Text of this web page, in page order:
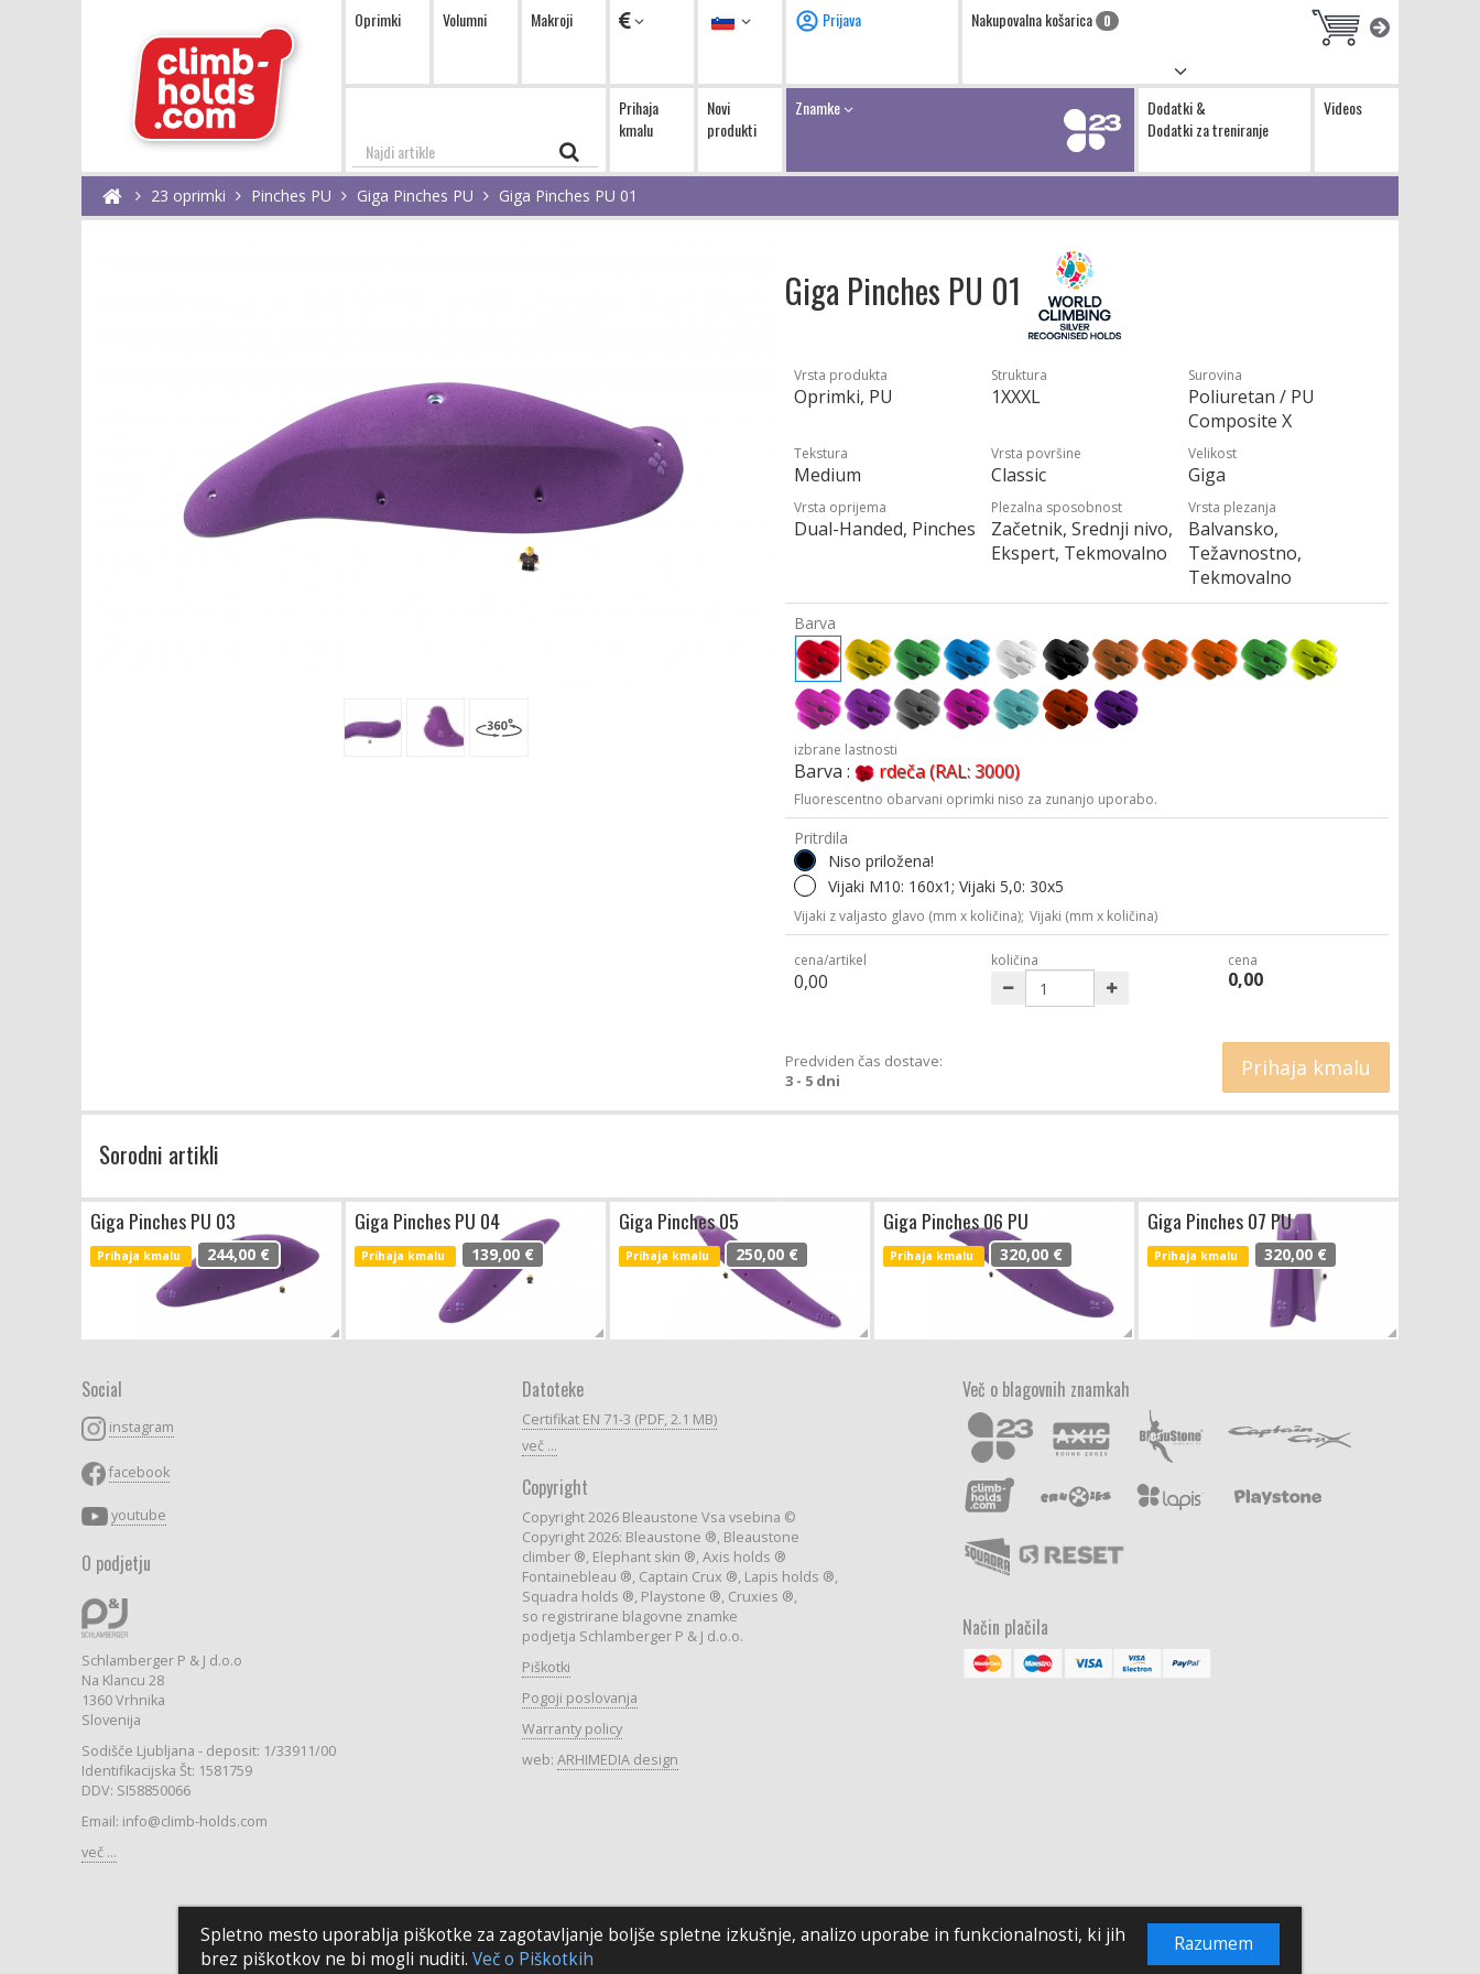
Razumem
Spletno mesto uporablja piškotke za zagotavljanje boljše spletne izkušnje, analizo uporabe in funkcionalnosti, ki jih
brez piškotkov ne bi mogli nuditi. Več o Piškotkih
Oprimki Volumni Makroji Valute Jezik Prijava Nakupovalna košarica 0
Najdi
Prihaja
kmalu
Novi
produkti
Znamke
Dodatki &
Dodatki za treniranje
Videos
23 oprimki Pinches PU Giga Pinches PU Giga Pinches PU 01
Giga Pinches PU 01
Vrsta produkta
Oprimki, PU
Struktura
1XXXL
Surovina
Poliuretan / PU
Composite X
Tekstura
Medium
Vrsta površine
Classic
Velikost
Giga
Vrsta oprijema
Dual-Handed, Pinches
Plezalna sposobnost
Začetnik, Srednji nivo,
Ekspert, Tekmovalno
Vrsta plezanja
Balvansko,
Težavnostno,
Tekmovalno
Barva
izbrane lastnosti
Barva : rdeča (RAL: 3000)
Fluorescentno obarvani oprimki niso za zunanjo uporabo.
Pritrdila
Niso priložena!
Vijaki M10: 160x1; Vijaki 5,0: 30x5
Vijaki z valjasto glavo (mm x količina); Vijaki (mm x količina)
cena/artikel
0,00
količina cena
0,00
Predviden čas dostave:
3 - 5 dni
Prihaja kmalu
Sorodni artikli
Giga Pinches PU 03
Prihaja kmalu 244,00 €
Giga Pinches PU 04
Prihaja kmalu 139,00 €
Giga Pinches 05
Prihaja kmalu 250,00 €
Giga Pinches 06 PU
Prihaja kmalu 320,00 €
Giga Pinches 07 PU
Prihaja kmalu 320,00 €
Social
instagram
facebook
youtube
O podjetju
Schlamberger P & J d.o.o
Na Klancu 28
1360 Vrhnika
Slovenija
Sodišče Ljubljana - deposit: 1/33911/00
Identifikacijska Št: 1581759
DDV: SI58850066
Email: info@climb-holds.com
več ...
Datoteke
Certifikat EN 71-3 (PDF, 2.1 MB)
več ...
Copyright
Copyright 2026 Bleaustone Vsa vsebina ©
Copyright 2026: Bleaustone ®, Bleaustone
climber ®, Elephant skin ®, Axis holds ®
Fontainebleau ®, Captain Crux ®, Lapis holds ®,
Squadra holds ®, Playstone ®, Cruxies ®,
so registrirane blagovne znamke
podjetja Schlamberger P & J d.o.o.
Piškotki
Pogoji poslovanja
Warranty policy
web: ARHIMEDIA design
Več o blagovnih znamkah
Način plačila